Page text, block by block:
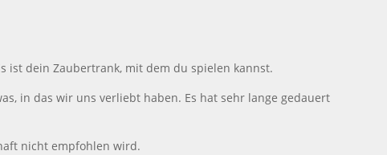
ist dein Zaubertrank, mit dem du spielen kannst.
in das wir uns verliebt haben. Es hat sehr lange gedauert
nicht empfohlen wird.